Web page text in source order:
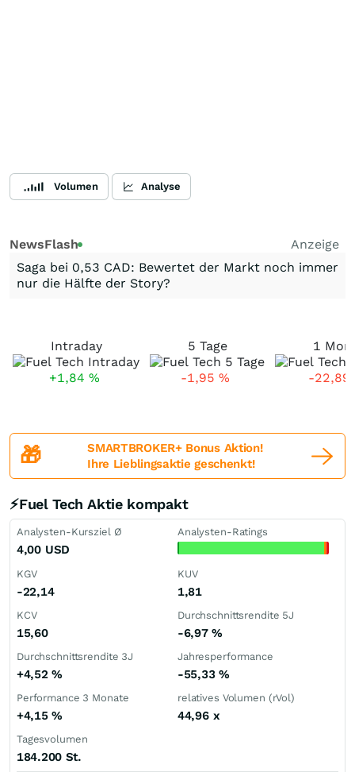
Volumen Analyse
NewsFlash
Anzeige
Saga bei 0,53 CAD: Bewertet der Markt noch immer
nur die Hälfte der Story?
Intraday
+1,84 %
5 Tage
-1,95 %
1
-22,89
🎁
SMARTBROKER+ Bonus Aktion!
Ihre Lieblingsaktie geschenkt!
⚡Fuel Tech Aktie kompakt
Analysten-Kursziel Ø
4,00 USD
Analysten-Ratings
KGV
-22,14
KUV
1,81
KCV
15,60
Durchschnittsrendite 5J
-6,97%
Durchschnittsrendite 3J
+4,52%
Jahresperformance
-55,33 %
Performance 3 Monate
+4,15%
relatives Volumen (rVol)
44,96 x
Tagesvolumen
184.200 St.